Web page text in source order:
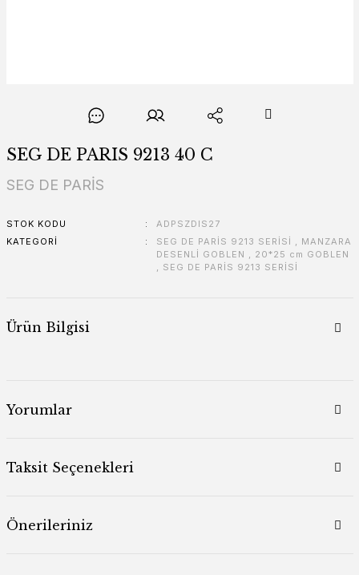
SEG DE PARIS 9213 40 C
SEG DE PARİS
STOK KODU
ADPSZDIS27
KATEGORI
SEG DE PARİS 9213 SERİSİ , MANZARA
DESENLİ GOBLEN , 20*25 cm GOBLEN
, SEG DE PARİS 9213 SERİSİ
Ürün Bilgisi
Yorumlar
Taksit Seçenekleri
Önerileriniz